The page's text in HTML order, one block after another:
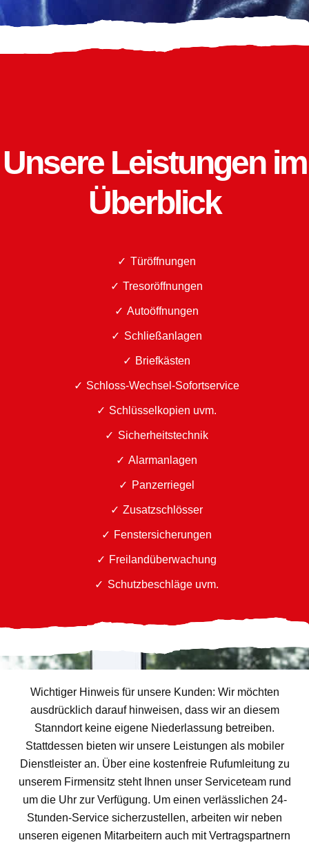
Unsere Leistungen im
Überblick
Türöffnungen
Tresoröffnungen
Autoöffnungen
Schließanlagen
Briefkästen
Schloss-Wechsel-Sofortservice
Schlüsselkopien uvm.
Sicherheitstechnik
Alarmanlagen
Panzerriegel
Zusatzschlösser
Fenstersicherungen
Freilandüberwachung
Schutzbeschläge uvm.
Wichtiger Hinweis für unsere Kunden: Wir möchten
ausdrücklich darauf hinweisen, dass wir an diesem
Stanndort keine eigene Niederlassung betreiben.
Stattdessen bieten wir unsere Leistungen als mobiler
Dienstleister an. Über eine kostenfreie Rufumleitung zu
unserem Firmensitz steht Ihnen unser Serviceteam rund
um die Uhr zur Verfügung. Um einen verlässlichen 24-
Stunden-Service sicherzustellen, arbeiten wir neben
unseren eigenen Mitarbeitern auch mit Vertragspartnern